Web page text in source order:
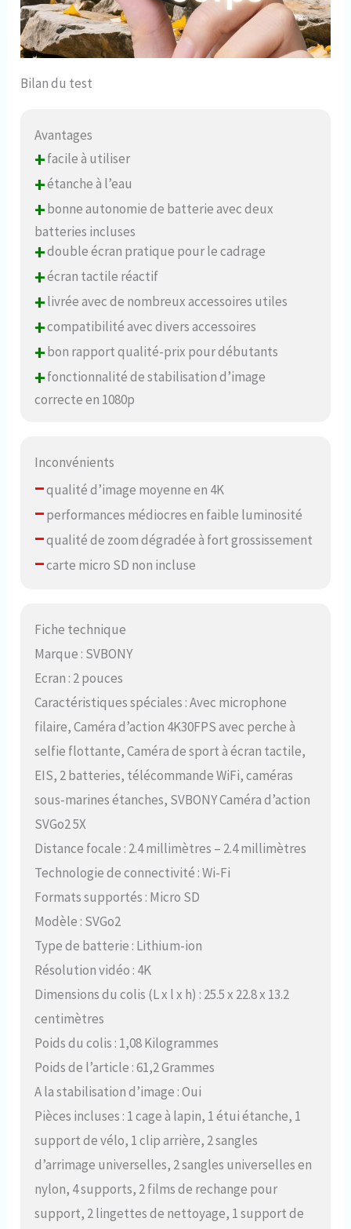
Bilan du test
Avantages
+facile à utiliser
+étanche à l’eau
+bonne autonomie de batterie avec deux
batteries incluses
+double écran pratique pour le cadrage
+écran tactile réactif
+livrée avec de nombreux accessoires utiles
+compatibilité avec divers accessoires
+bon rapport qualité-prix pour débutants
+fonctionnalité de stabilisation d’image
correcte en 1080p
Inconvénients
–qualité d’image moyenne en 4K
–performances médiocres en faible luminosité
–qualité de zoom dégradée à fort grossissement
–carte micro SD non incluse
Fiche technique
Marque : SVBONY
Ecran : 2 pouces
Caractéristiques spéciales : Avec microphone
filaire, Caméra d’action 4K30FPS avec perche à
selfie flottante, Caméra de sport à écran tactile,
EIS, 2 batteries, télécommande WiFi, caméras
sous-marines étanches, SVBONY Caméra d’action
SVGo2 5X
Distance focale : 2.4 millimètres – 2.4 millimètres
Technologie de connectivité : Wi-Fi
Formats supportés : Micro SD
Modèle : SVGo2
Type de batterie : Lithium-ion
Résolution vidéo : 4K
Dimensions du colis (L x l x h) : 25.5 x 22.8 x 13.2
centimètres
Poids du colis : 1,08 Kilogrammes
Poids de l’article : 61,2 Grammes
A la stabilisation d’image : Oui
Pièces incluses : 1 cage à lapin, 1 étui étanche, 1
support de vélo, 1 clip arrière, 2 sangles
d’arrimage universelles, 2 sangles universelles en
nylon, 4 supports, 2 films de rechange pour
support, 2 lingettes de nettoyage, 1 support de